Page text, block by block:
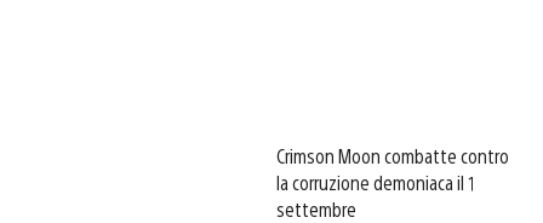
Crimson Moon combatte contro
la corruzione demoniaca il 1
settembre